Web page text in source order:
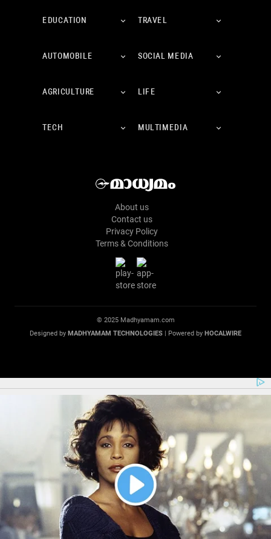
EDUCATION TRAVEL
AUTOMOBILE SOCIAL MEDIA
AGRICULTURE LIFE
TECH MULTIMEDIA
About us
Contact us
Privacy Policy
Terms & Conditions
© 2025 Madhyamam.com
Designed by MADHYAMAM TECHNOLOGIES | Powered by HOCALWIRE